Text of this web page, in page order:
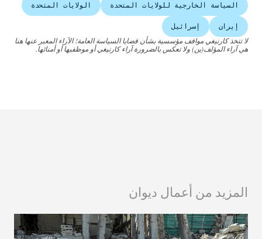
السياسة الخارجية للولايات المتحدة الولايات المتحدة
إيران
إسرائيل
لا تتخذ كارنيغي مواقف مؤسسية بشأن قضايا السياسة العامة؛ الآراء المعبر عنها هنا
هي آراء المؤلف(ين) ولا تعكس بالضرورة آراء كارنيغي أو موظفيها أو أمنائها.
المزيد من أعمال ديوان